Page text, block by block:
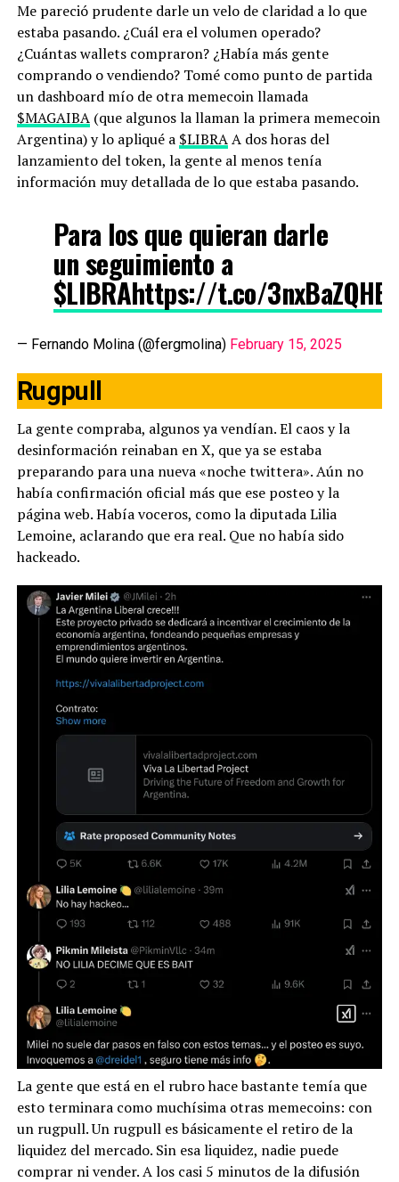
Me pareció prudente darle un velo de claridad a lo que
estaba pasando. ¿Cuál era el volumen operado?
¿Cuántas wallets compraron? ¿Había más gente
comprando o vendiendo? Tomé como punto de partida
un dashboard mío de otra memecoin llamada
$MAGAIBA(que algunos la llaman la primera memecoin
Argentina) y lo apliqué a $LIBRAA dos horas del
lanzamiento del token, la gente al menos tenía
información muy detallada de lo que estaba pasando.
Para los que quieran darle
un seguimiento a
$LIBRAhttps://t.co/
— Fernando Molina (@fergmolina) February 15, 2025
Rugpull
La gente compraba, algunos ya vendían. El caos y la
desinformación reinaban en X, que ya se estaba
preparando para una nueva «noche twittera». Aún no
había confirmación oficial más que ese posteo y la
página web. Había voceros, como la diputada Lilia
Lemoine, aclarando que era real. Que no había sido
hackeado.
La gente que está en el rubro hace bastante temía que
esto terminara como muchísima otras memecoins: con
un rugpull. Un rugpull es básicamente el retiro de la
liquidez del mercado. Sin esa liquidez, nadie puede
comprar ni vender. A los casi 5 minutos de la difusión